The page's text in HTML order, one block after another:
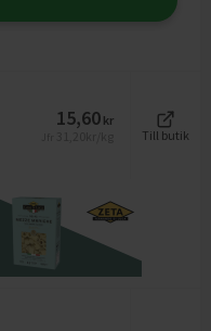
15,60 kr
Till butik